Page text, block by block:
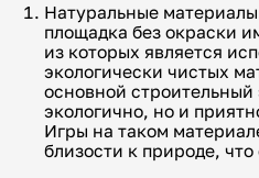
Натуральные
площадка без окраски
из которых является
экологически чистых
основной строительный
экологично, но и
Игры на таком
близости к природе,